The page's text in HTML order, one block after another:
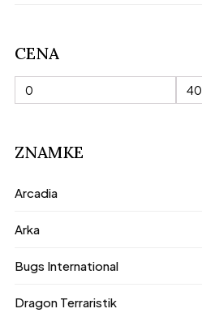
CENA
Min
Max
ZNAMKE
Arcadia
Arka
Bugs International
Dragon Terraristik